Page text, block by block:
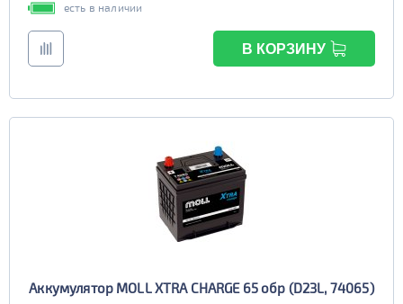
есть в наличии
В КОРЗИНУ
Аккумулятор MOLL XTRA CHARGE 65 обр (D23L, 74065)